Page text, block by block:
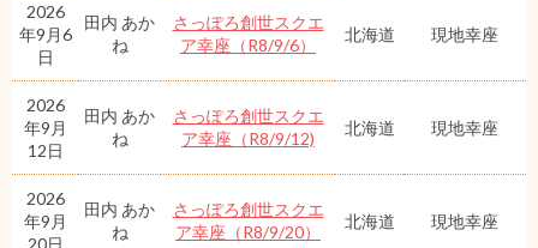
2026
年9月6
日
田内 あか
ね
さっぽろ創世スクエ
ア幸座（R8/9/6）
北海道 現地幸座
2026
年9月
12日
田内 あか
ね
さっぽろ創世スクエ
ア幸座（R8/9/12)
北海道 現地幸座
2026
年9月
田内 あか
ね
さっぽろ創世スクエ
ア幸座（R8/9/20）
北海道 現地幸座